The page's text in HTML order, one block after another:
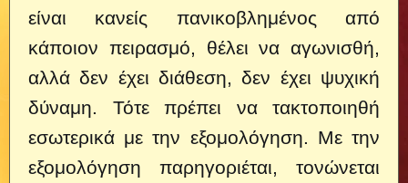
είναι κανείς πανικοβλημένος από
κάποιον πειρασμό, θέλει να αγωνισθή,
αλλά δεν έχει διάθεση, δεν έχει ψυχική
δύναμη. Τότε πρέπει να τακτοποιηθή
εσωτερικά με την εξομολόγηση. Με την
εξομολόγηση παρηγοριέται, τονώνεται